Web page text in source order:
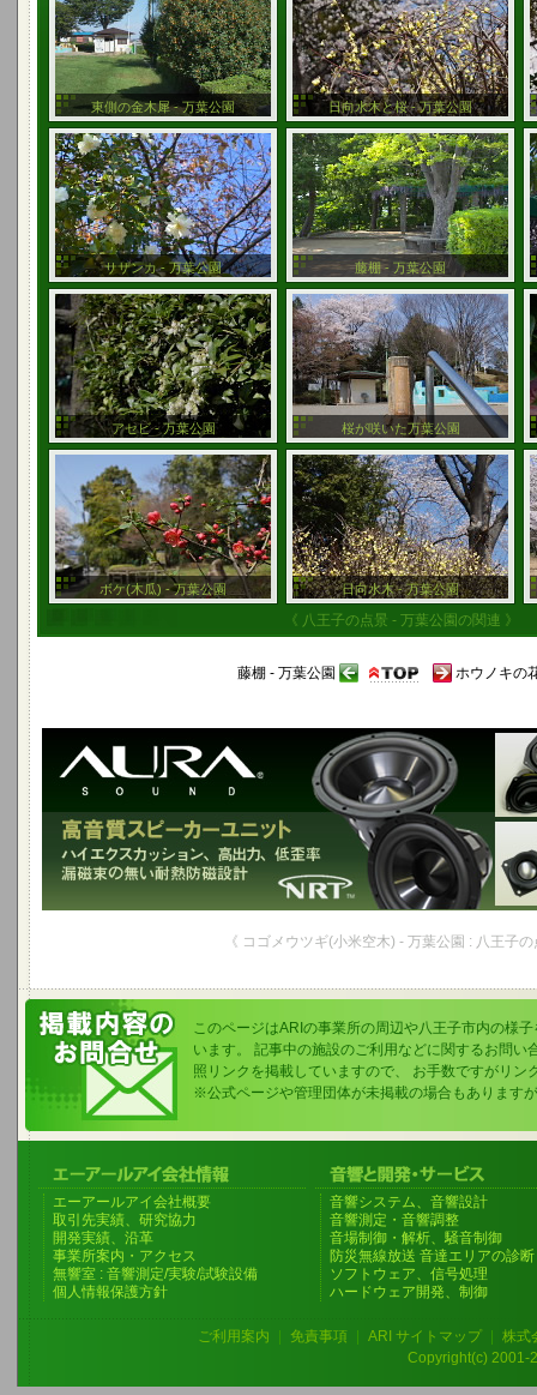
東側の金木犀 - 万葉公園 日向水木と桜 - 万葉公園
サザンカ - 万葉公園 藤棚 - 万葉公園
アセビ - 万葉公園 桜が咲いた万葉公園
ボケ(木瓜) - 万葉公園 日向水木 - 万葉公園
《 八王子の点景 - 万葉公園の関連 》
藤棚 - 万葉公園 ホウノキの
《 コゴメウツギ(小米空木) - 万葉公園 : 八王子
このページはARIの事業所の周辺や八王子市内の様
います。 記事中の施設のご利用などに関するお問い
照リンクを掲載していますので、 お手数ですがリン
※公式ページや管理団体が未掲載の場合もあります
エーアールアイ会社概要
取引先実績、研究協力
開発実績、沿革
事業所案内・アクセス
無響室 : 音響測定/実験/試験設備
個人情報保護方針
音響システム、音響設計
音響測定・音響調整
音場制御・解析、騒音制御
防災無線放送 音達エリアの診断
ソフトウェア、信号処理
ハードウェア開発、制御
ご利用案内 免責事項 ARI サイトマップ
株式
Copyright(c) 2001-